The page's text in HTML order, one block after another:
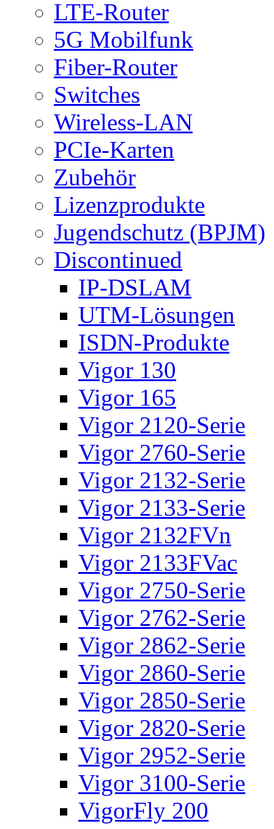
LTE-Router
5G Mobilfunk
Fiber-Router
Switches
Wireless-LAN
PCIe-Karten
Zubehör
Lizenzprodukte
Jugendschutz (BPJM)
Discontinued
IP-DSLAM
UTM-Lösungen
ISDN-Produkte
Vigor 130
Vigor 165
Vigor 2120-Serie
Vigor 2760-Serie
Vigor 2132-Serie
Vigor 2133-Serie
Vigor 2132FVn
Vigor 2133FVac
Vigor 2750-Serie
Vigor 2762-Serie
Vigor 2862-Serie
Vigor 2860-Serie
Vigor 2850-Serie
Vigor 2820-Serie
Vigor 2952-Serie
Vigor 3100-Serie
VigorFly 200